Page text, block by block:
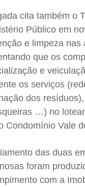
cita também o
Público em
e limpeza nas
que os
e
os serviços
dos
…) no
Condomínio Vale
das duas
foram
com a